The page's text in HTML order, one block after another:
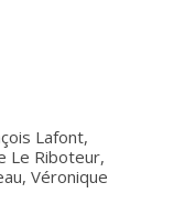
Lafont,
Le Riboteur,
Véronique